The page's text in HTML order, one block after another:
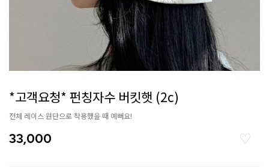
*고객요청* 펀칭자수 버킷햇 (2c)
전체 레이스 원단으로 착용했을 때 예뻐요!
33,000